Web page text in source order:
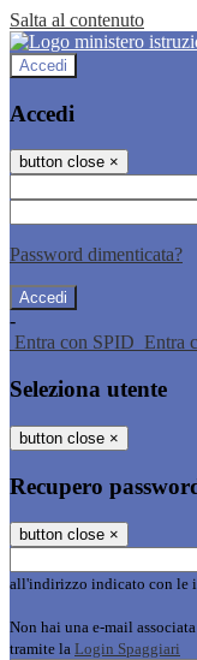
Salta al contenuto
Accedi
Accedi
button close ×
Password dimenticata?
-
Entra con SPID Entra
Seleziona utente
button close ×
Recupero
button close ×
all'indirizzo indicato con le
Non hai una e-mail
tramite la Login Spaggiari